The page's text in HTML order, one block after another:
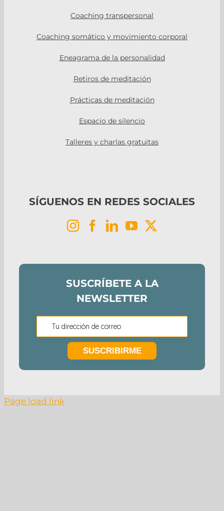
Coaching transpersonal
Coaching somático y movimiento corporal
Eneagrama de la personalidad
Retiros de meditación
Prácticas de meditación
Espacio de silencio
Talleres y charlas gratuitas
SÍGUENOS EN REDES SOCIALES
SUSCRÍBETE A LA
NEWSLETTER
Page load link